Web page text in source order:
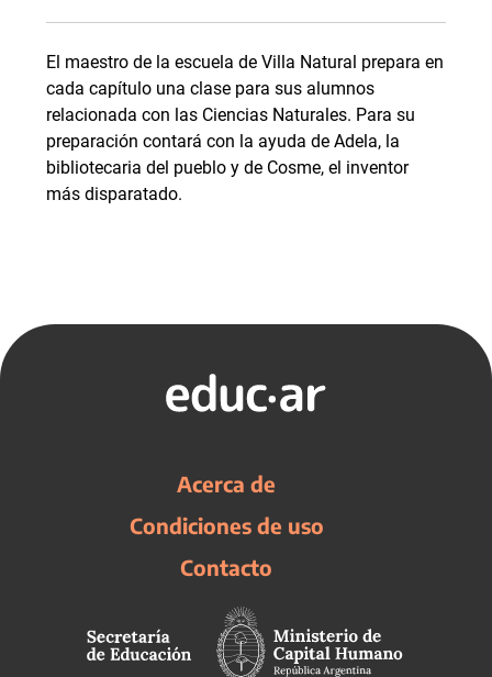
El maestro de la escuela de Villa Natural prepara en
cada capítulo una clase para sus alumnos
relacionada con las Ciencias Naturales. Para su
preparación contará con la ayuda de Adela, la
bibliotecaria del pueblo y de Cosme, el inventor
más disparatado.
Acerca de
Condiciones de uso
Contacto